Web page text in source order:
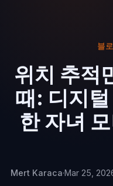
블
위치 추적
때: 디지
한 자녀
Mert Karaca·Mar 25,